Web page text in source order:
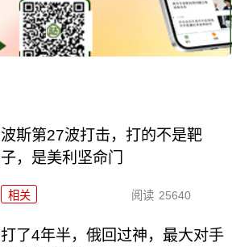
波斯第27波打击，打的不是靶
子，是美利坚命门
相关 阅读 25640
打了4年半，俄回过神，最大对手